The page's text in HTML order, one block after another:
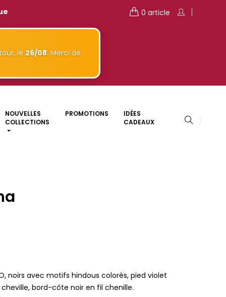
le 26/08. Merci de
0 article
NOUVELLES
COLLECTIONS
PROMOTIONS
IDÉES
CADEAUX
noirs avec motifs hindous colorés, pied violet
bord-côte noir en fil chenille.